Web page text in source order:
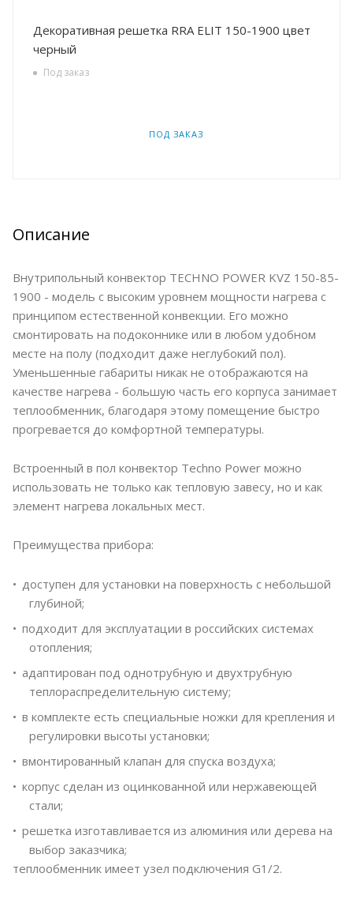
Декоративная решетка RRA ELIT 150-1900 цвет
черный
Под заказ
ПОД ЗАКАЗ
Описание
Внутрипольный конвектор TECHNO POWER KVZ 150-85-
1900 - модель с высоким уровнем мощности нагрева с
принципом естественной конвекции. Его можно
смонтировать на подоконнике или в любом удобном
месте на полу (подходит даже неглубокий пол).
Уменьшенные габариты никак не отображаются на
качестве нагрева - большую часть его корпуса занимает
теплообменник, благодаря этому помещение быстро
прогревается до комфортной температуры.
Встроенный в пол конвектор Techno Power можно
использовать не только как тепловую завесу, но и как
элемент нагрева локальных мест.
Преимущества прибора:
доступен для установки на поверхность с небольшой
глубиной;
подходит для эксплуатации в российских системах
отопления;
адаптирован под однотрубную и двухтрубную
теплораспределительную систему;
в комплекте есть специальные ножки для крепления и
регулировки высоты установки;
вмонтированный клапан для спуска воздуха;
корпус сделан из оцинкованной или нержавеющей
стали;
решетка изготавливается из алюминия или дерева на
выбор заказчика;
теплообменник имеет узел подключения G1/2.